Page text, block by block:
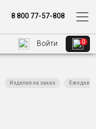
8 800 77-57-808
Войти 0
Изделия на заказ